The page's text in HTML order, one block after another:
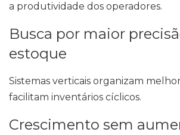
a produtividade dos operadores.
Busca por maior
estoque
Sistemas verticais organizam
facilitam inventários cíclicos.
Crescimento sem